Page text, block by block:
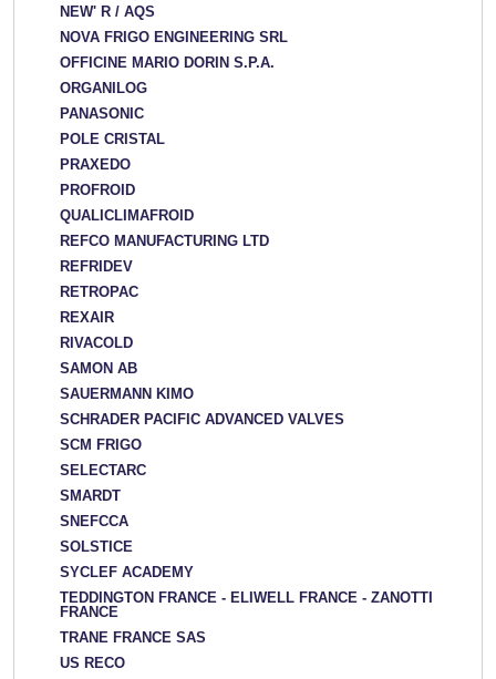
NEW' R / AQS
NOVA FRIGO ENGINEERING SRL
OFFICINE MARIO DORIN S.P.A.
ORGANILOG
PANASONIC
POLE CRISTAL
PRAXEDO
PROFROID
QUALICLIMAFROID
REFCO MANUFACTURING LTD
REFRIDEV
RETROPAC
REXAIR
RIVACOLD
SAMON AB
SAUERMANN KIMO
SCHRADER PACIFIC ADVANCED VALVES
SCM FRIGO
SELECTARC
SMARDT
SNEFCCA
SOLSTICE
SYCLEF ACADEMY
TEDDINGTON FRANCE - ELIWELL FRANCE - ZANOTTI
FRANCE
TRANE FRANCE SAS
US RECO